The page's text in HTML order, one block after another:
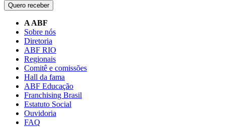
Quero receber
A ABF
Sobre nós
Diretoria
ABF RIO
Regionais
Comitê e comissões
Hall da fama
ABF Educação
Franchising Brasil
Estatuto Social
Ouvidoria
FAQ